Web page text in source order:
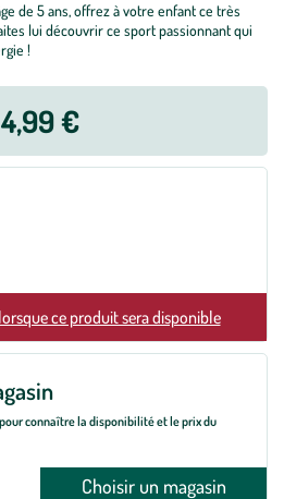
de 5 ans, offrez à votre enfant ce très
lui découvrir ce sport passionnant qui
!
4,99 €
ce produit sera disponible
connaître la disponibilité et le prix du
Choisir un magasin